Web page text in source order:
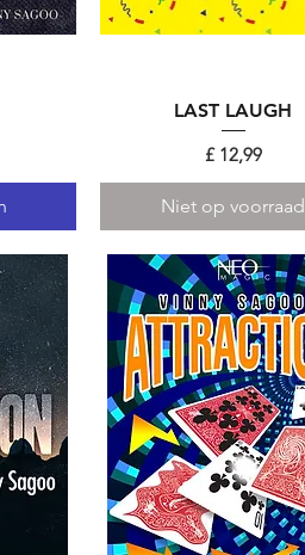
Snel overzicht
LAST LAUGH
Prijs
£ 12,99
Niet op voorraad